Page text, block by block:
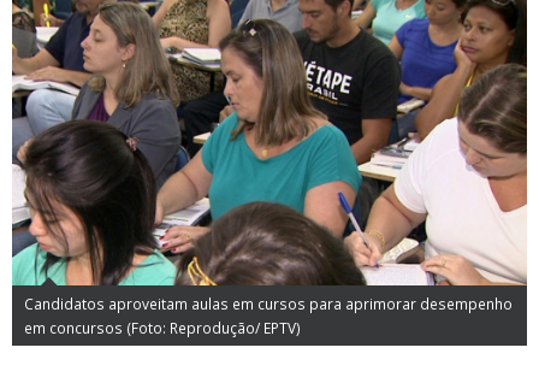
Candidatos aproveitam aulas em cursos para aprimorar desempenho
em concursos (Foto: Reprodução/ EPTV)